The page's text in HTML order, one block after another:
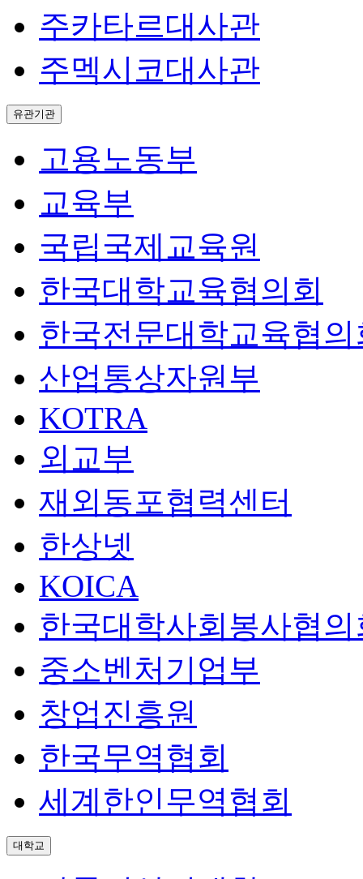
주카타르대사관
주멕시코대사관
유관기관
고용노동부
교육부
국립국제교육원
한국대학교육협의회
한국전문대학교육협의
산업통상자원부
KOTRA
외교부
재외동포협력센터
한상넷
KOICA
한국대학사회봉사협의
중소벤처기업부
창업진흥원
한국무역협회
세계한인무역협회
대학교